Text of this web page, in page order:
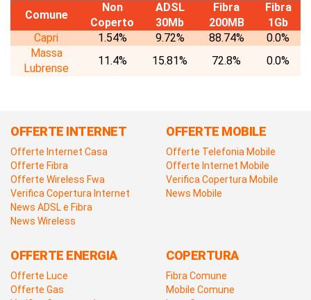
Comune
Non
Coperto
ADSL
30Mb
Fibra
200MB
Fibra
1Gb
Capri
1.54% 9.72% 88.74%
0.0%
Massa
Lubrense
11.4% 15.81% 72.8% 0.0%
OFFERTE INTERNET
Offerte Internet Casa
Offerte Fibra
Offerte Wireless Fwa
Verifica Copertura Internet
News ADSL e Fibra
News Wireless
OFFERTE MOBILE
Offerte Telefonia Mobile
Offerte Internet Mobile
Verifica Copertura Mobile
News Mobile
OFFERTE ENERGIA
Offerte Luce
Offerte Gas
COPERTURA
Fibra Comune
Mobile Comune